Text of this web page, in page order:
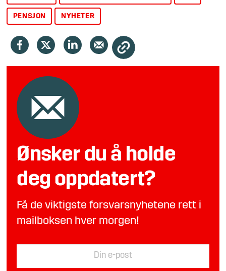
PENSJON NYHETER
Ønsker du å holde
deg oppdatert?
Få de viktigste forsvarsnyhetene rett i
mailboksen hver morgen!